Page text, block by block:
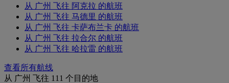
从 广州 飞往 阿克拉 的航班
从 广州 飞往 马德里 的航班
从 广州 飞往 卡萨布兰卡 的航班
从 广州 飞往 拉合尔 的航班
从 广州 飞往 哈拉雷 的航班
查看所有航线
从 广州 飞往 111 个目的地